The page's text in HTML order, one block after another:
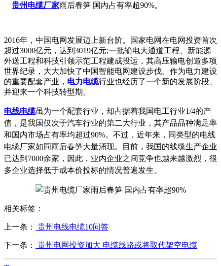
贵州电缆厂家雨后春笋 国内占有率超90%。
2016年，中国电网发展迈上新台阶。国家电网在电网投资首次
超过3000亿元，达到3019亿元;一批输电大通道工程、新能源
外送工程和科技引领示范工程建成投运，其高压输电创造多项
世界纪录，大大加快了中国智能电网建设步伐。作为电力建设
的重要配套产业， 电力电缆行业也经历了一个新的发展阶段、
并迎来一个科技转型期。
电线电缆虽为一个配套行业，却占据着我国电工行业1/4的产
值，是我国仅次于汽车行业的第二大行业，其产品品种满足率
和国内市场占有率均超过90%。不过，近年来，同类型的电线
电缆厂家如同雨后春笋大量涌现。目前，我国的线缆生产企业
已达到7000余家，因此，业内企业之间竞争也越来越激烈，很
多企业选择低于成本价投标的情况普遍发生。
相关标签：
上一条： 贵州电线电缆10问答
下一条： 贵州电网投资加大 电缆线路或将取代架空电缆